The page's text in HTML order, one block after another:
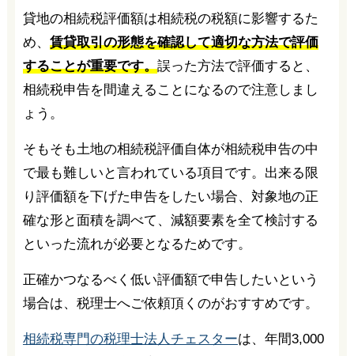
貸地の相続税評価額は相続税の税額に影響するた
め、 賃貸取引の形態を確認して適切な方法で評価
することが重要です。誤った方法で評価すると、
相続税申告を間違えることになるので注意しまし
ょう。
そもそも土地の相続税評価自体が相続税申告の中
で最も難しいと言われている項目です。出来る限
り評価額を下げた申告をしたい場合、対象地の正
確な形と面積を調べて、減額要素を全て検討する
といった流れが必要となるためです。
正確かつなるべく低い評価額で申告したいという
場合は、税理士へご依頼頂くのがおすすめです。
相続税専門の税理士法人チェスターは、年間3,000